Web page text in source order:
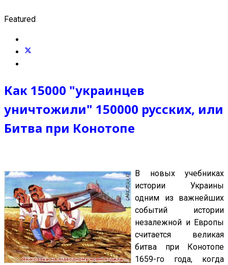
Featured
Как 15000 "украинцев
уничтожили" 150000 русских, или
Битва при Конотопе
В новых учебниках
истории Украины
одним из важнейших
событий истории
незалежной и Европы
считается великая
битва при Конотопе
1659-го года, когда